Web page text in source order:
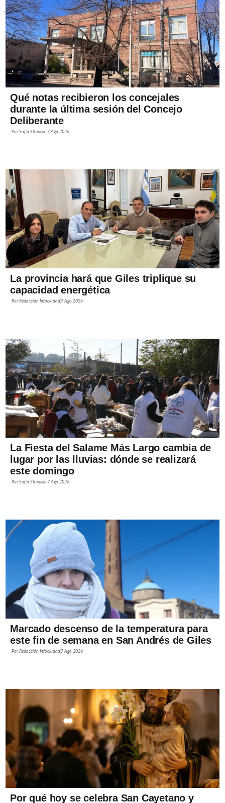
Qué notas recibieron los concejales
durante la última sesión del Concejo
Deliberante
PorSofía Stupiello 7 Ago 2026
La provincia hará que Giles triplique su
capacidad energética
PorRedacción Infociudad 7 Ago 2026
La Fiesta del Salame Más Largo cambia de
lugar por las lluvias: dónde se realizará
este domingo
PorSofía Stupiello 7 Ago 2026
Marcado descenso de la temperatura para
este fin de semana en San Andrés de Giles
PorRedacción Infociudad 7 Ago 2026
Por qué hoy se celebra San Cayetano y